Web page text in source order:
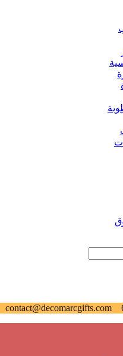
contact@decomarcgifts.com